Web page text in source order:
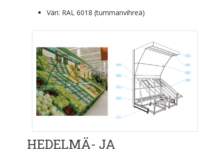
Väri: RAL 6018 (tummanvihreä)
HEDELMÄ- JA